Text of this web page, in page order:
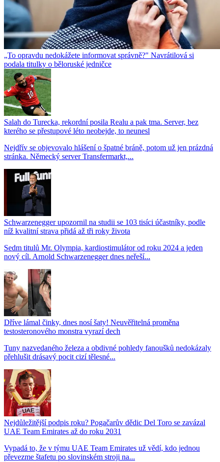
„To opravdu nedokážete informovat správně?" Navrátilová si
podala titulky o běloruské jedničce
Salah do Turecka, rekordní posila Realu a pak tma. Server, bez
kterého se přestupové léto neobejde, to neunesl
Nejdřív se objevovalo hlášení o špatné bráně, potom už jen prázdná
stránka. Německý server Transfermarkt,...
Schwarzenegger upozornil na studii se 103 tisíci účastníky, podle
níž kvalitní strava přidá až tři roky života
Sedm titulů Mr. Olympia, kardiostimulátor od roku 2024 a jeden
nový cíl. Arnold Schwarzenegger dnes neřeší...
Dříve lámal činky, dnes nosí šaty! Neuvěřitelná proměna
testosteronového monstra vyrazí dech
Tuny nazvedaného železa a obdivné pohledy fanoušků nedokázaly
přehlušit drásavý pocit cizí tělesné...
Nejdůležitější podpis roku? Pogačarův dědic Del Toro se zavázal
UAE Team Emirates až do roku 2031
Vypadá to, že v týmu UAE Team Emirates už vědí, kdo jednou
převezme štafetu po slovinském stroji na...